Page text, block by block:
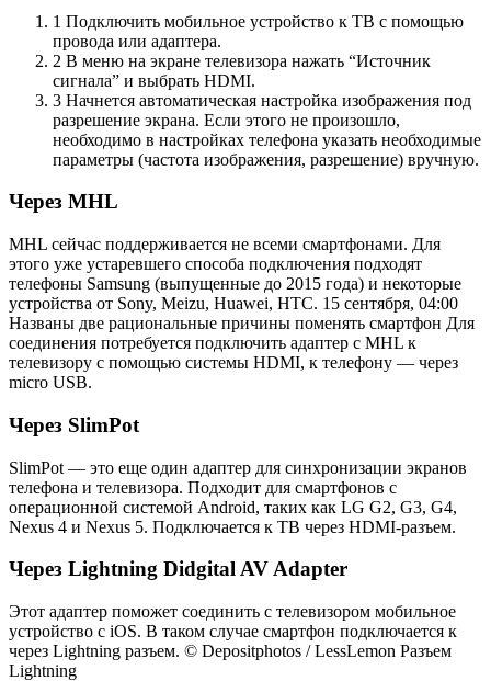
1 Подключить мобильное устройство к ТВ с помощью
провода или адаптера.
2 В меню на экране телевизора нажать “Источник
сигнала” и выбрать HDMI.
3 Начнется автоматическая настройка изображения под
разрешение экрана. Если этого не произошло,
необходимо в настройках телефона указать необходимые
параметры (частота изображения, разрешение) вручную.
Через MHL
MHL сейчас поддерживается не всеми смартфонами. Для
этого уже устаревшего способа подключения подходят
телефоны Samsung (выпущенные до 2015 года) и некоторые
устройства от Sony, Meizu, Huawei, HTC. 15 сентября, 04:00
Названы две рациональные причины поменять смартфон Для
соединения потребуется подключить адаптер с MHL к
телевизору с помощью системы HDMI, к телефону — через
micro USB.
Через SlimPot
SlimPot — это еще один адаптер для синхронизации экранов
телефона и телевизора. Подходит для смартфонов с
операционной системой Android, таких как LG G2, G3, G4,
Nexus 4 и Nexus 5. Подключается к ТВ через HDMI-разъем.
Через Lightning Didgital AV Adapter
Этот адаптер поможет соединить с телевизором мобильное
устройство с iOS. В таком случае смартфон подключается к
через Lightning разъем. © Depositphotos / LessLemon Разъем
Lightning